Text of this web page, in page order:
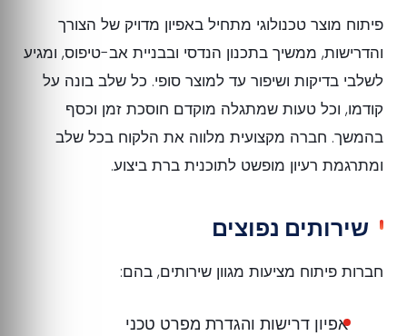
פיתוח מוצר טכנולוגי מתחיל באפיון מדויק של הצורך
והדרישות, ממשיך בתכנון הנדסי ובבניית אב-טיפוס, ומגיע
לשלבי בדיקות ושיפור עד למוצר סופי. כל שלב בונה על
קודמו, וכל טעות שמתגלה מוקדם חוסכת זמן וכסף
בהמשך. חברה מקצועית מלווה את הלקוח בכל שלב
ומתרגמת רעיון מופשט לתוכנית ברת ביצוע.
שירותים נפוצים
חברות פיתוח מציעות מגוון שירותים, בהם:
אפיון דרישות והגדרת מפרט טכני